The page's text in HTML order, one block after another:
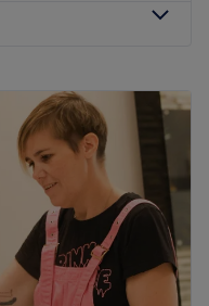
10:00–
20:30
10:00–20:30
Gesloten
10:00
20:30
09:00
18:00
Gesloten